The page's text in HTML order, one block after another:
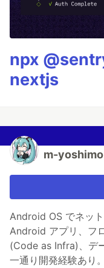
npx
nextjs
m-yoshimo
Android OS でネッ
Android アプリ、フ
(Code as Infra)、デ
一通り開発経験あり